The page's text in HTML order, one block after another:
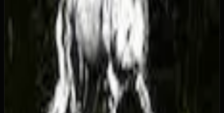
Как разблокировать
Всего в игре пятьдесят уровней, от вас потребуется
играть в различных сетевых режимах. Ачивмент
достаточно сложный и его получение почти
полностью зависит от уровня вашего мастерства.
Опыт начисляется за убийство других игроков,
выполнение различных заданий и другие сетевые
действия. Ниже приведено сколько опыта
требуется на каждый уровень.